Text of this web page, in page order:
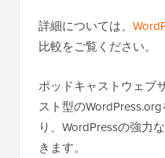
詳細については、
比較をご覧ください。
ポッドキャストウェブ
スト型の
り、WordPressの強力
きます。